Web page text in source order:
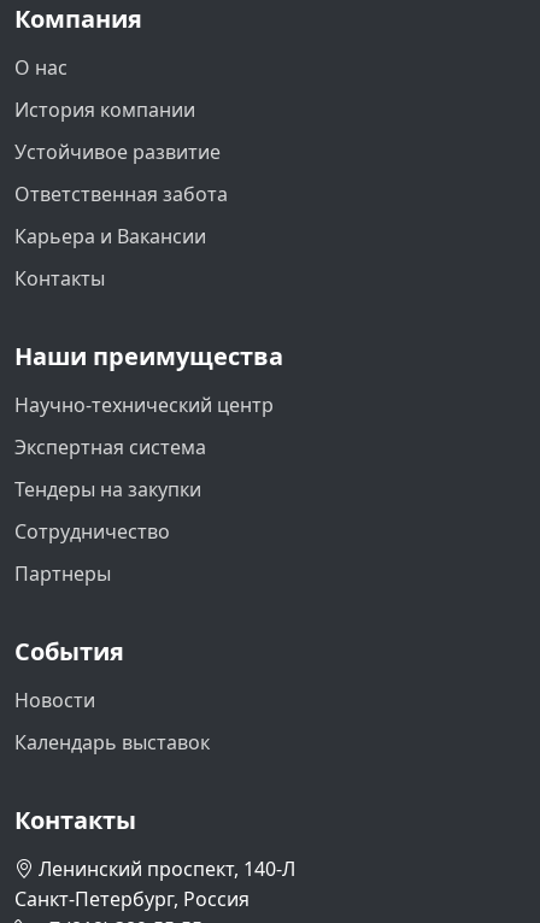
Компания
О нас
История компании
Устойчивое развитие
Ответственная забота
Карьера и Вакансии
Контакты
Наши преимущества
Научно-технический центр
Экспертная система
Тендеры на закупки
Сотрудничество
Партнеры
События
Новости
Календарь выставок
Контакты
Ленинский проспект, 140-Л
Санкт-Петербург, Россия